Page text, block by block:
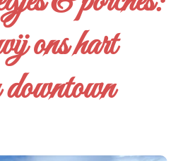
ons hart